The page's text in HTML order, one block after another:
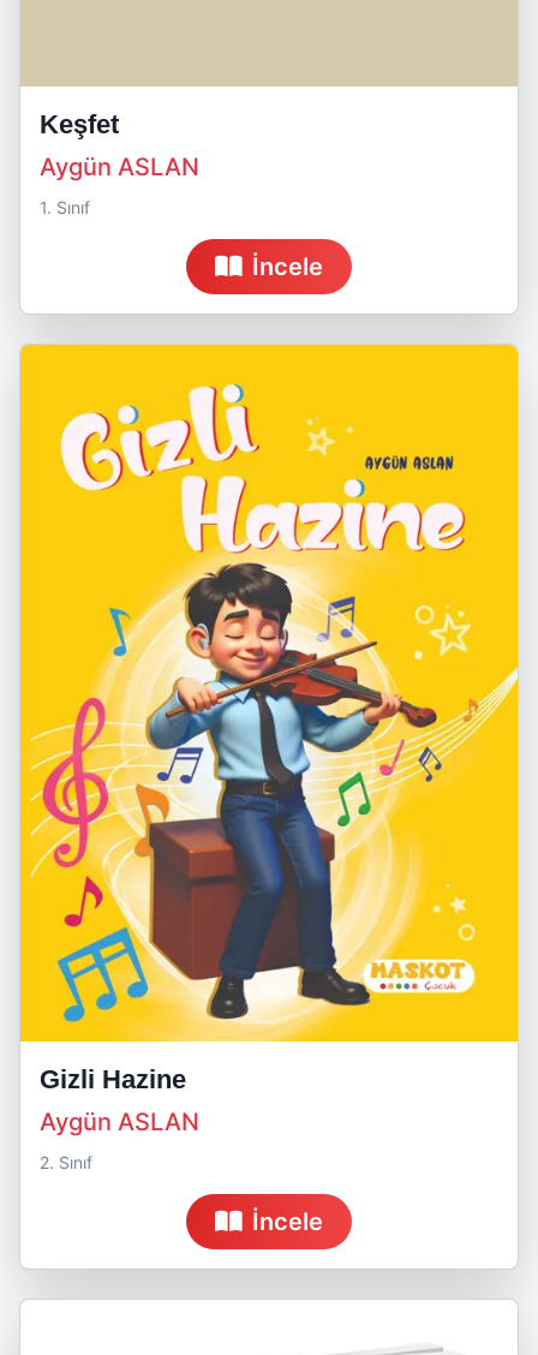
Keşfet
Aygün ASLAN
1. Sınıf
İncele
Gizli Hazine
Aygün ASLAN
2. Sınıf
İncele